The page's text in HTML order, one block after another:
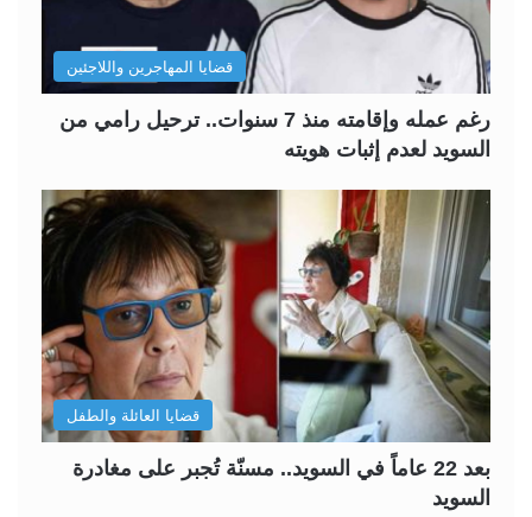
قضايا المهاجرين واللاجئين
رغم عمله وإقامته منذ 7 سنوات.. ترحيل رامي من
السويد لعدم إثبات هويته
قضايا العائلة والطفل
بعد 22 عاماً في السويد.. مسنّة تُجبر على مغادرة
السويد